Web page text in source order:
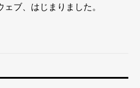
ェブ、はじまりました。